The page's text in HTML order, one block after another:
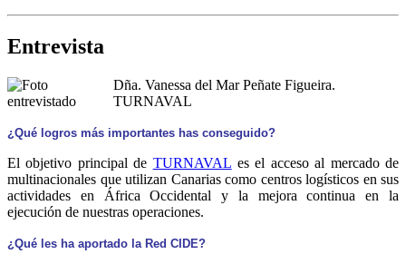
Entrevista
Dña. Vanessa del Mar Peñate Figueira.
TURNAVAL
¿Qué logros más importantes has conseguido?
El objetivo principal de TURNAVAL es el acceso al mercado de
multinacionales que utilizan Canarias como centros logísticos en sus
actividades en África Occidental y la mejora continua en la
ejecución de nuestras operaciones.
¿Qué les ha aportado la Red CIDE?